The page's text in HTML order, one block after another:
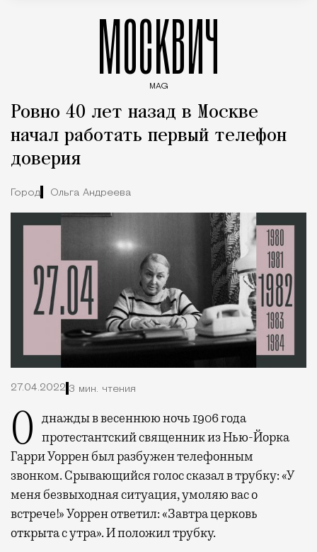
МОСКВИЧ
MAG
Ровно 40 лет назад в Москве
начал работать первый телефон
доверия
Город Ольга Андреева
27.04.2022 3 мин. чтения
Однажды в весеннюю ночь 1906 года протестантский священник из Нью-Йорка
Гарри Уоррен был разбужен телефонным
звонком. Срывающийся голос сказал в трубку: «У
меня безвыходная ситуация, умоляю вас о
встрече!» Уоррен ответил: «Завтра церковь
открыта с утра». И положил трубку.